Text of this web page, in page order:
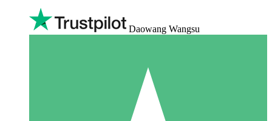
Daowang Wangsu